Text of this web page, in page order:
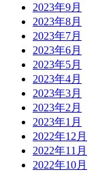
2023年9月
2023年8月
2023年7月
2023年6月
2023年5月
2023年4月
2023年3月
2023年2月
2023年1月
2022年12月
2022年11月
2022年10月